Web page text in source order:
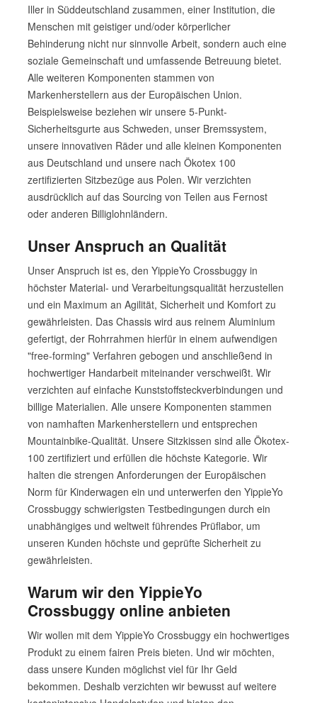
Iller in Süddeutschland zusammen, einer Institution, die
Menschen mit geistiger und/oder körperlicher
Behinderung nicht nur sinnvolle Arbeit, sondern auch eine
soziale Gemeinschaft und umfassende Betreuung bietet.
Alle weiteren Komponenten stammen von
Markenherstellern aus der Europäischen Union.
Beispielsweise beziehen wir unsere 5-Punkt-
Sicherheitsgurte aus Schweden, unser Bremssystem,
unsere innovativen Räder und alle kleinen Komponenten
aus Deutschland und unsere nach Ökotex 100
zertifizierten Sitzbezüge aus Polen. Wir verzichten
ausdrücklich auf das Sourcing von Teilen aus Fernost
oder anderen Billiglohnländern.
Unser Anspruch an Qualität
Unser Anspruch ist es, den YippieYo Crossbuggy in
höchster Material- und Verarbeitungsqualität herzustellen
und ein Maximum an Agilität, Sicherheit und Komfort zu
gewährleisten. Das Chassis wird aus reinem Aluminium
gefertigt, der Rohrrahmen hierfür in einem aufwendigen
"free-forming" Verfahren gebogen und anschließend in
hochwertiger Handarbeit miteinander verschweißt. Wir
verzichten auf einfache Kunststoffsteckverbindungen und
billige Materialien. Alle unsere Komponenten stammen
von namhaften Markenherstellern und entsprechen
Mountainbike-Qualität. Unsere Sitzkissen sind alle Ökotex-
100 zertifiziert und erfüllen die höchste Kategorie. Wir
halten die strengen Anforderungen der Europäischen
Norm für Kinderwagen ein und unterwerfen den YippieYo
Crossbuggy schwierigsten Testbedingungen durch ein
unabhängiges und weltweit führendes Prüflabor, um
unseren Kunden höchste und geprüfte Sicherheit zu
gewährleisten.
Warum wir den YippieYo
Crossbuggy online anbieten
Wir wollen mit dem YippieYo Crossbuggy ein hochwertiges
Produkt zu einem fairen Preis bieten. Und wir möchten,
dass unsere Kunden möglichst viel für Ihr Geld
bekommen. Deshalb verzichten wir bewusst auf weitere